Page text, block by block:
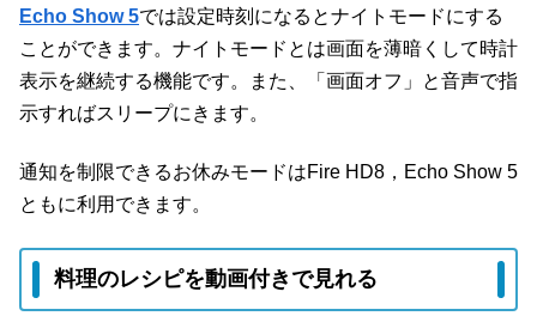
Echo Show 5では設定時刻になるとナイトモードにする
ことができます。ナイトモードとは画面を薄暗くして時計
表示を継続する機能です。また、「画面オフ」と音声で指
示すればスリープにきます。
通知を制限できるお休みモードはFire HD8，Echo Show 5
ともに利用できます。
料理のレシピを動画付きで見れる